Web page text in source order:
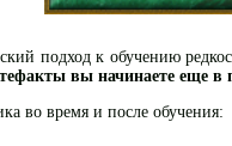
подход к обучению
вы начинаете еще в
во время и после обучения: